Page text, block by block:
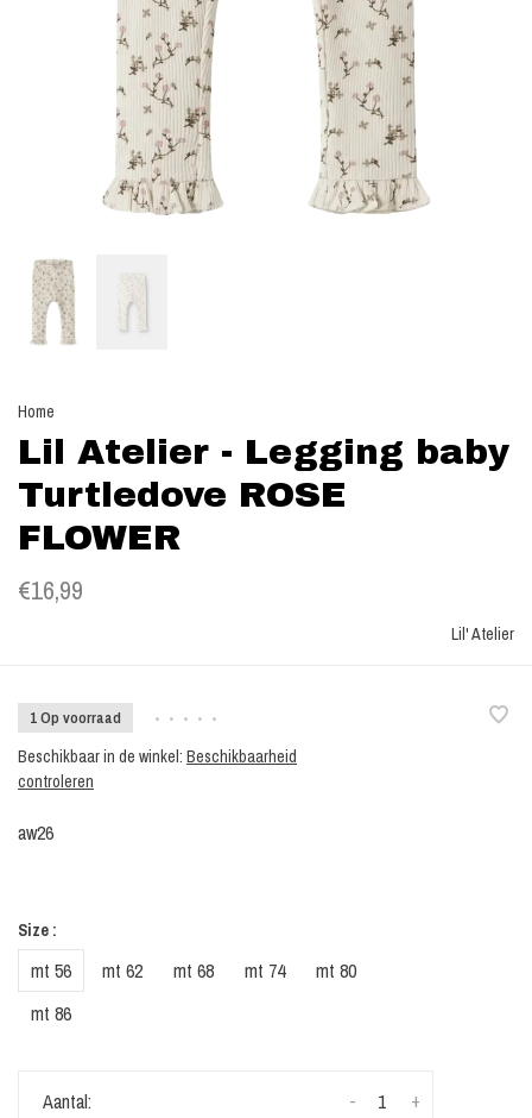
Home
Lil Atelier - Legging baby
Turtledove ROSE
FLOWER
€16,99
Lil' Atelier
1 Op voorraad • • • • •
Beschikbaar in de winkel: Beschikbaarheid
controleren
aw26
Size :
mt 56 mt 62 mt 68 mt 74
mt 80
mt 86
Aantal: +
-